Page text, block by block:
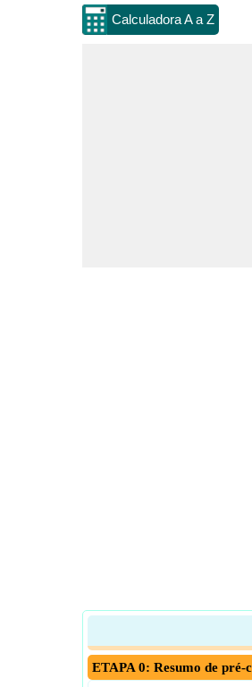
Calculadora A a Z
ETAPA 0: Resumo de pré-